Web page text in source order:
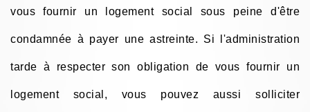
vous fournir un logement social sous peine d'être
condamnée à payer une astreinte. Si l'administration
tarde à respecter son obligation de vous fournir un
logement social, vous pouvez aussi solliciter